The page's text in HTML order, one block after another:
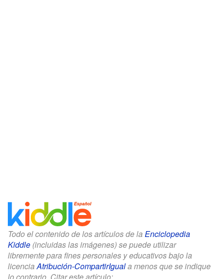
Todo el contenido de los artículos de la Enciclopedia
Kiddle (incluidas las imágenes) se puede utilizar
libremente para fines personales y educativos bajo la
licenciaAtribución-CompartirIguala menos que se indique